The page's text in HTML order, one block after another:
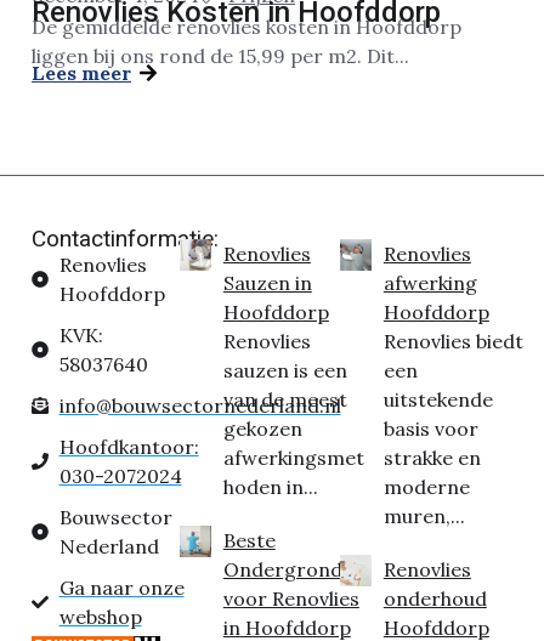
Renovlies Kosten in Hoofddorp
De gemiddelde renovlies kosten in Hoofddorp
liggen bij ons rond de 15,99 per m2. Dit...
Lees meer
Contactinformatie:
Renovlies
Hoofddorp
KVK:
58037640
info@bouwsectornederland.nl
Hoofdkantoor:
030-2072024
Bouwsector
Nederland
Ga naar onze
webshop
Renovlies
Sauzen in
Hoofddorp
Renovlies
sauzen is een
van de meest
gekozen
afwerkingsmet
hoden in...
Beste
Ondergrond
voor Renovlies
in Hoofddorp
Renovlies
afwerking
Hoofddorp
Renovlies biedt
een
uitstekende
basis voor
strakke en
moderne
muren,...
Renovlies
onderhoud
Hoofddorp